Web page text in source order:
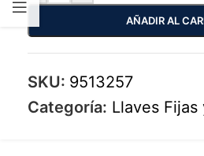
AÑADIR AL
SKU: 9513257
Categoría: Llaves